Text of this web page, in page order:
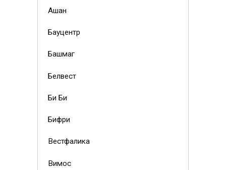
Ашан
Бауцентр
Башмаг
Белвест
Би Би
Бифри
Вестфалика
Вимос